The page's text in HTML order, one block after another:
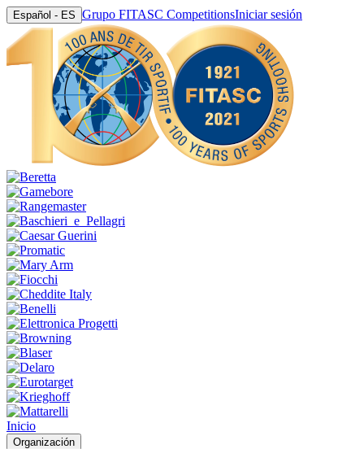
Español - ES Grupo FITASC CompetitionsIniciar sesión
Inicio
Organización